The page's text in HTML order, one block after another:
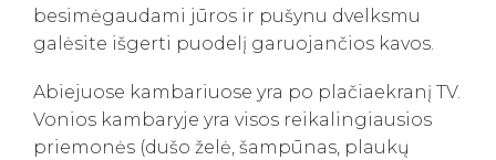
besimėgaudami jūros ir pušynu dvelksmu
galėsite išgerti puodelį garuojančios kavos.
Abiejuose kambariuose yra po plačiaekranį TV.
Vonios kambaryje yra visos reikalingiausios
priemonės (dušo želė, šampūnas, plaukų